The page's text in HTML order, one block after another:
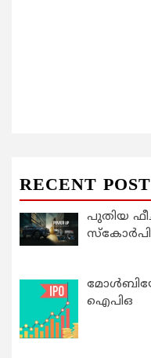
RECENT
പുതിയ
ഐപിഒ